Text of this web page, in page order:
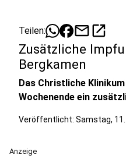
Teilen: mailopen_in_new
Zusätzliche
Bergkamen
Das Christliche
Wochenende ein
Veröffentlicht: Samstag,
Anzeige